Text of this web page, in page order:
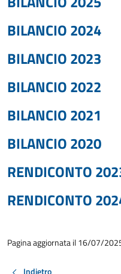
BILANCIO 2024
BILANCIO 2023
BILANCIO 2022
BILANCIO 2021
BILANCIO 2020
RENDICONTO
RENDICONTO
Pagina aggiornata il 16/07/
Indietro